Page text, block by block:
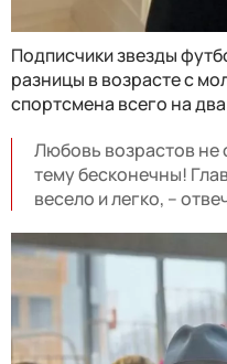
Подписчики звезды
разницы в возрасте с
спортсмена всего на
Любовь возрастов не
тему бесконечны!
весело и легко, –